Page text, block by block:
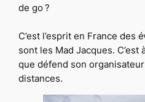
de go ?
C’est l’esprit en France des
sont les Mad Jacques. C’est
que défend son
distances.